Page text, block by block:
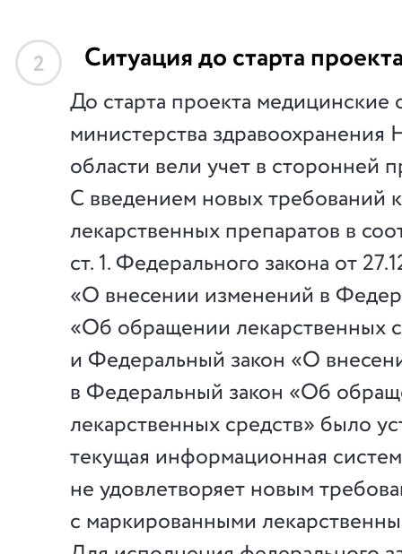
2 Ситуация до старта
До старта проекта медицинские
министерства здравоохранения
области вели учет в сторонней
С введением новых требований
лекарственных препаратов в
ст. 1. Федерального закона от
«О внесении изменений в
«Об обращении лекарственных
и Федеральный закон «О
в Федеральный закон «Об
лекарственных средств» было
текущая информационная
не удовлетворяет новым
с маркированными